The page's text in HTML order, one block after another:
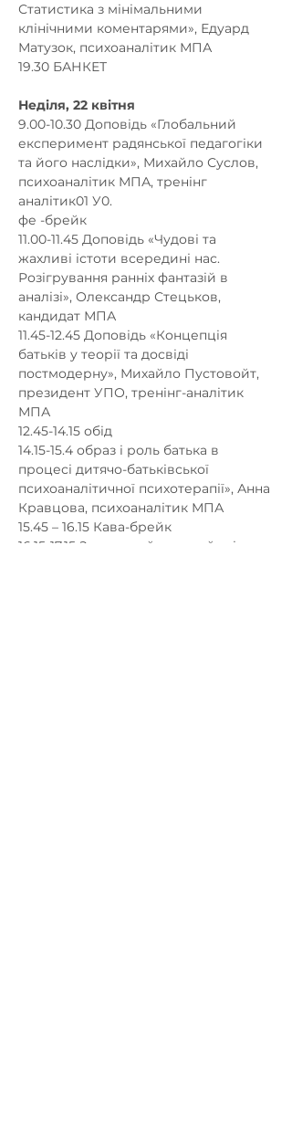
Статистика з мінімальними
клінічними коментарями», Едуард
Матузок, психоаналітик МПА
9.00-10.30 Доповідь «Глобальний
експеримент радянської педагогіки
та його наслідки», Михайло Суслов,
психоаналітик МПА, тренінг
аналітик01 У0.
фе -брейк
11.00-11.45 Доповідь «Чудові та
жахливі істоти всередині нас.
Розігрування ранніх фантазій в
аналізі», Олександр Стецьков,
кандидат МПА
11.45-12.45 Доповідь «Концепція
батьків у теорії та досвіді
постмодерну», Михайло Пустовойт,
президент УПО, тренінг-аналітик
МПА
12.45-14.15 обід
14.15-15.4 образ і роль батька в
процесі дитячо-батьківської
психоаналітичної психотерапії», Анна
Кравцова, психоаналітик МПА
15.45 – 16.15 Кава-брейк
16.15-17.15 Заключний круглий стіл,